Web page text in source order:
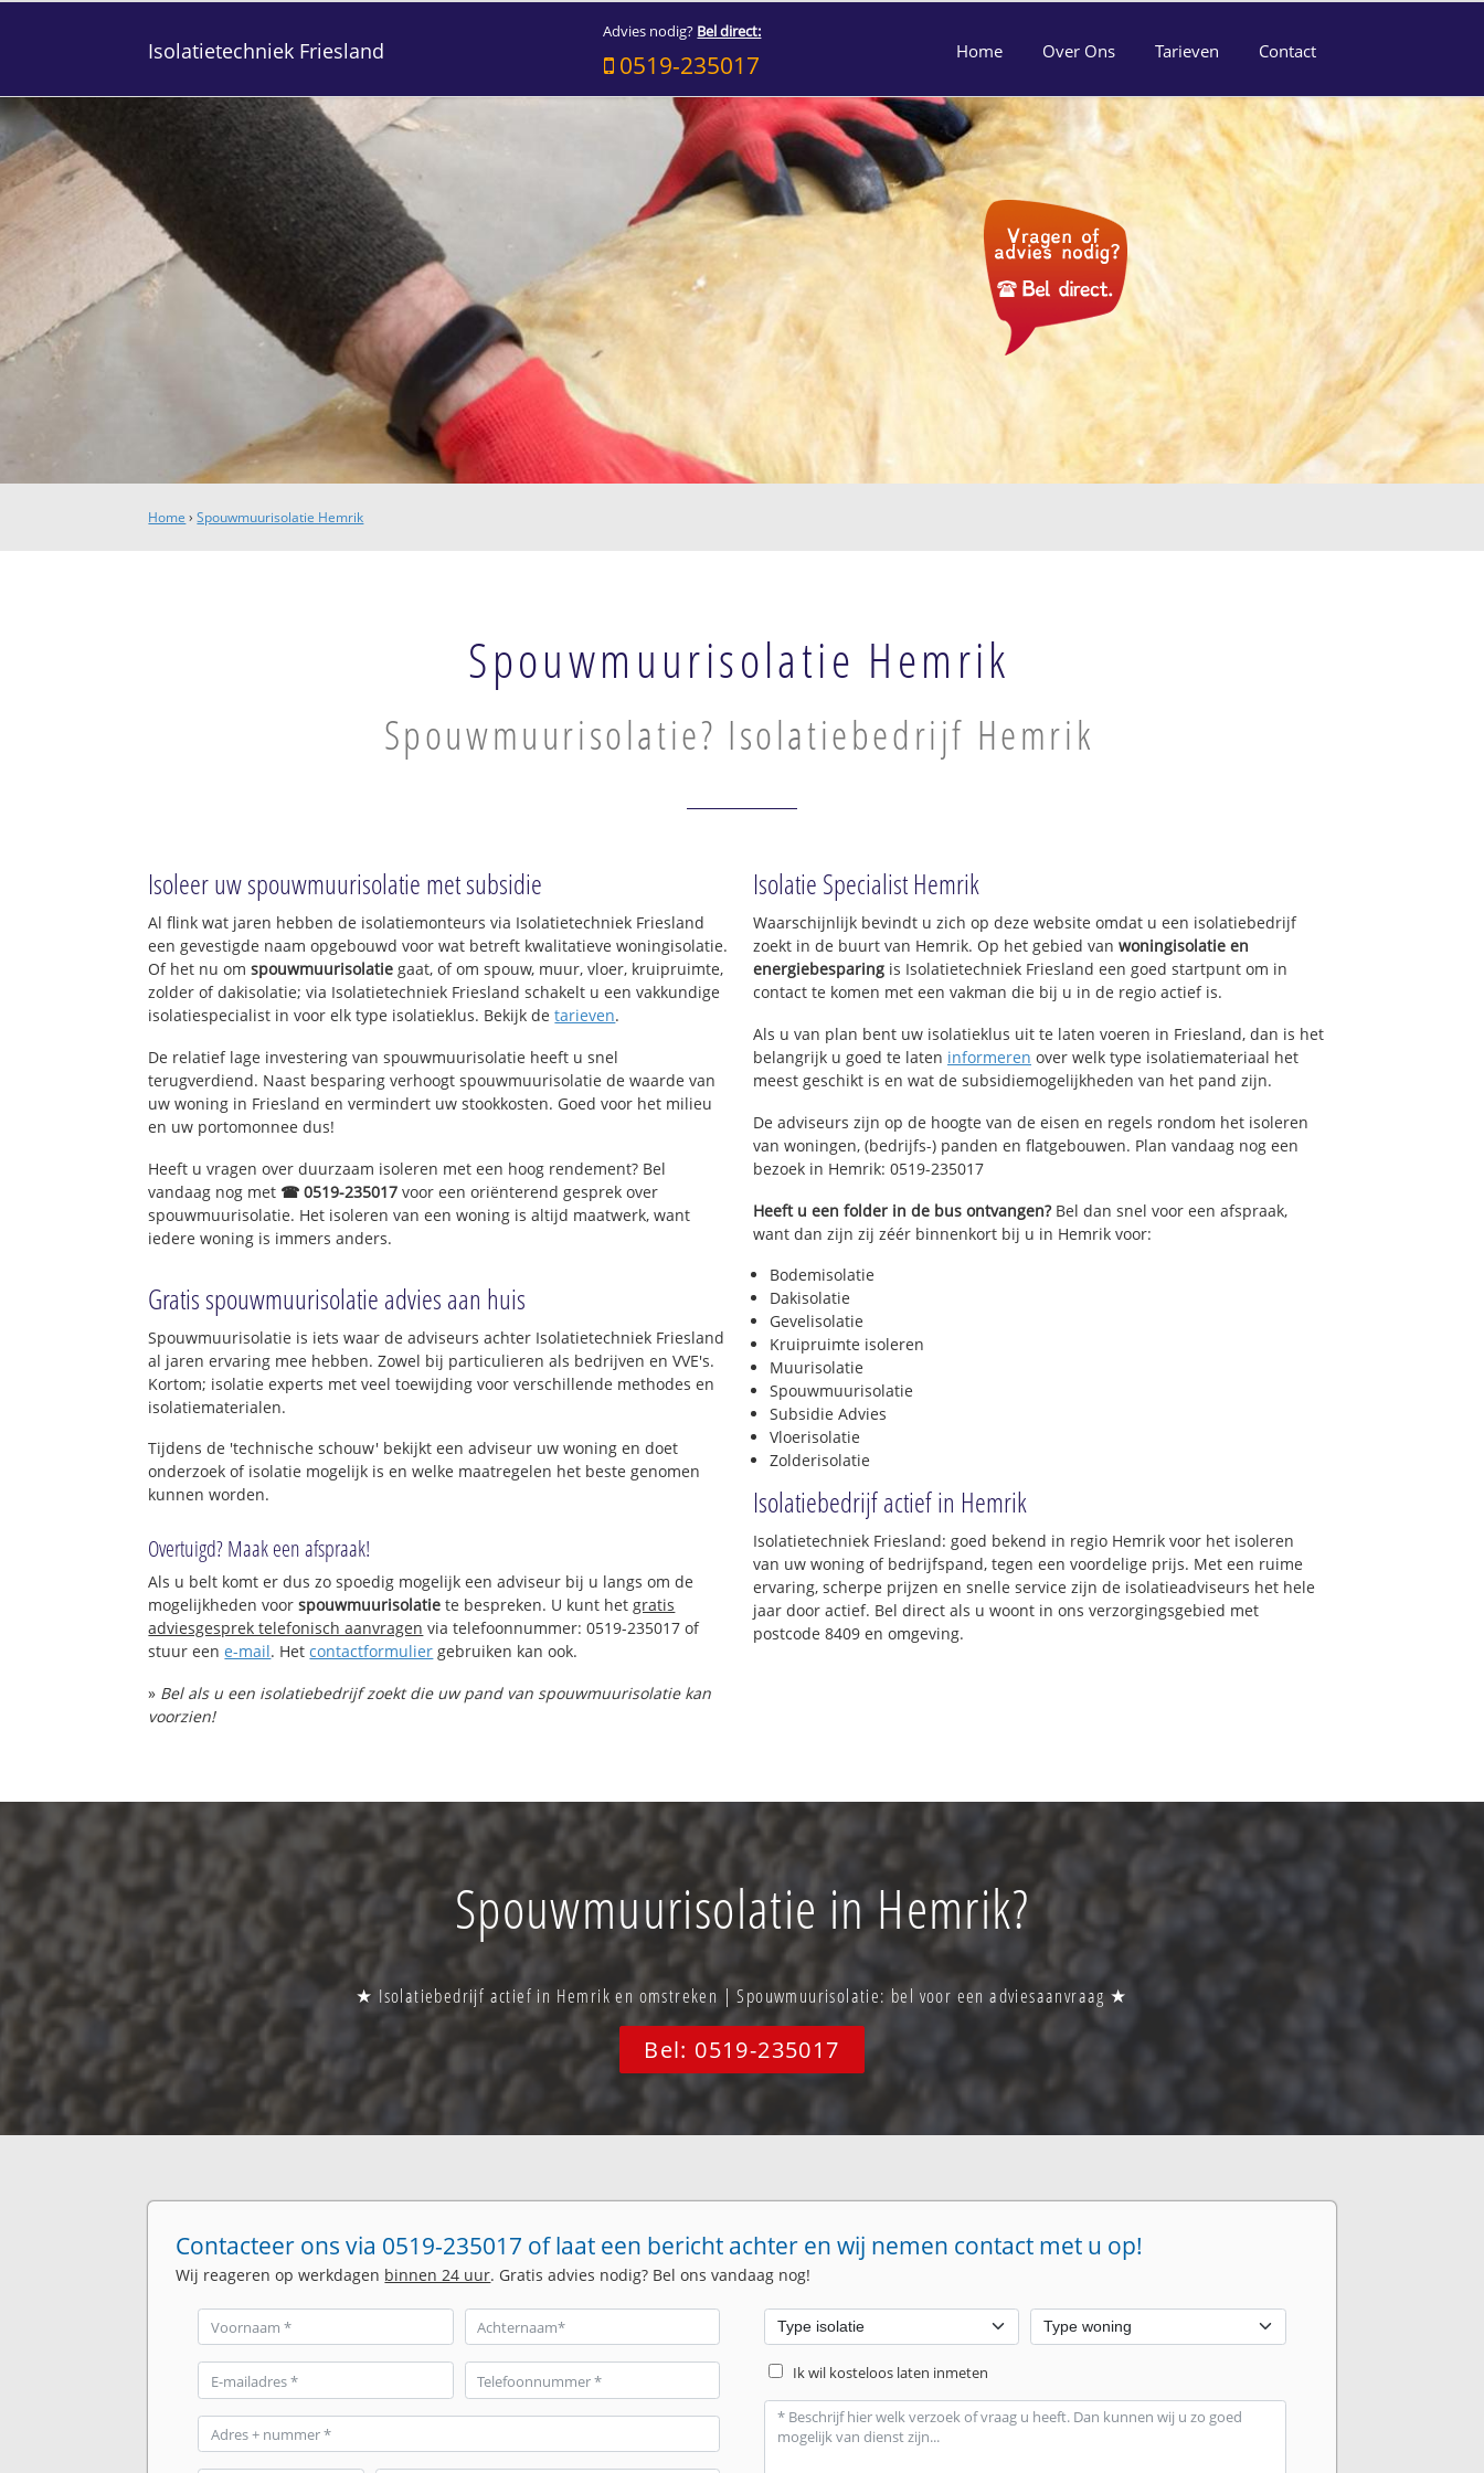
Isolatietechniek Friesland
Advies nodig? Bel direct:
0519-235017 Home Over Ons Tarieven Contact
Home ›Spouwmuurisolatie Hemrik
Spouwmuurisolatie Hemrik
Spouwmuurisolatie? Isolatiebedrijf Hemrik
Isoleer uw spouwmuurisolatie met subsidie
Al flink wat jaren hebben de isolatiemonteurs via Isolatietechniek Friesland
een gevestigde naam opgebouwd voor wat betreft kwalitatieve woningisolatie.
Of het nu omspouwmuurisolatie gaat, of om spouw, muur, vloer, kruipruimte,
zolder of dakisolatie; via Isolatietechniek Friesland schakelt u een vakkundige
isolatiespecialist in voor elk type isolatieklus. Bekijk detarieven.
De relatief lage investering van spouwmuurisolatie heeft u snel
terugverdiend. Naast besparing verhoogt spouwmuurisolatie de waarde van
uw woning in Friesland en vermindert uw stookkosten. Goed voor het milieu
en uw portomonnee dus!
Heeft u vragen over duurzaam isoleren met een hoog rendement? Bel
vandaag nog met ☎ 0519-235017 voor een oriënterend gesprek over
spouwmuurisolatie. Het isoleren van een woning is altijd maatwerk, want
iedere woning is immers anders.
Gratis spouwmuurisolatie advies aan huis
Spouwmuurisolatie is iets waar de adviseurs achter Isolatietechniek Friesland
al jaren ervaring mee hebben. Zowel bij particulieren als bedrijven en VVE's.
Kortom; isolatie experts met veel toewijding voor verschillende methodes en
isolatiematerialen.
Tijdens de 'technische schouw' bekijkt een adviseur uw woning en doet
onderzoek of isolatie mogelijk is en welke maatregelen het beste genomen
kunnen worden.
Overtuigd? Maak een afspraak!
Als u belt komt er dus zo spoedig mogelijk een adviseur bij u langs om de
mogelijkheden voorspouwmuurisolatie te bespreken. U kunt hetgratis
adviesgesprek telefonisch aanvragen via telefoonnummer: 0519-235017 of
stuur eene-mail. Hetcontactformulier gebruiken kan ook.
» Bel als u een isolatiebedrijf zoekt die uw pand van spouwmuurisolatie kan
voorzien!
Isolatie Specialist Hemrik
Waarschijnlijk bevindt u zich op deze website omdat u een isolatiebedrijf
zoekt in de buurt van Hemrik. Op het gebied van woningisolatie en
energiebesparing is Isolatietechniek Friesland een goed startpunt om in
contact te komen met een vakman die bij u in de regio actief is.
Als u van plan bent uw isolatieklus uit te laten voeren in Friesland, dan is het
belangrijk u goed te laten informeren over welk type isolatiemateriaal het
meest geschikt is en wat de subsidiemogelijkheden van het pand zijn.
De adviseurs zijn op de hoogte van de eisen en regels rondom het isoleren
van woningen, (bedrijfs-) panden en flatgebouwen. Plan vandaag nog een
bezoek in Hemrik: 0519-235017
Heeft u een folder in de bus ontvangen?Bel dan snel voor een afspraak,
want dan zijn zij zéér binnenkort bij u in Hemrik voor:
Bodemisolatie
Dakisolatie
Gevelisolatie
Kruipruimte isoleren
Muurisolatie
Spouwmuurisolatie
Subsidie Advies
Vloerisolatie
Zolderisolatie
Isolatiebedrijf actief in Hemrik
Isolatietechniek Friesland: goed bekend in regio Hemrik voor het isoleren
van uw woning of bedrijfspand, tegen een voordelige prijs. Met een ruime
ervaring, scherpe prijzen en snelle service zijn de isolatieadviseurs het hele
jaar door actief. Bel direct als u woont in ons verzorgingsgebied met
postcode 8409 en omgeving.
Spouwmuurisolatie in Hemrik?
★ Isolatiebedrijf actief in Hemrik en omstreken | Spouwmuurisolatie: bel voor een adviesaanvraag ★
Bel: 0519-235017
Contacteer ons via 0519-235017 of laat een bericht achter en wij nemen contact met u op!
Wij reageren op werkdagen binnen 24 uur. Gratis advies nodig? Bel ons vandaag nog!
Ik wil kosteloos laten inmeten